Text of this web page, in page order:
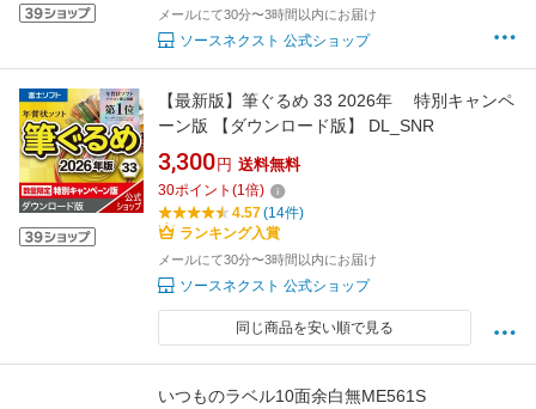
メールにて30分〜3時間以内にお届け
ソースネクスト 公式ショップ
【最新版】筆ぐるめ 33 2026年 特別キャンペ
ーン版 【ダウンロード版】 DL_SNR
3,300 円 送料無料
30ポイント (1倍)
4.57(14件)
ランキング入賞
メールにて30分〜3時間以内にお届け
ソースネクスト 公式ショップ
同じ商品を安い順で見る
いつものラベル10面余白無ME561S